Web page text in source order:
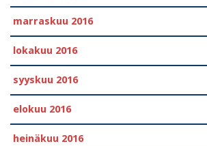
marraskuu 2016
lokakuu 2016
syyskuu 2016
elokuu 2016
heinäkuu 2016